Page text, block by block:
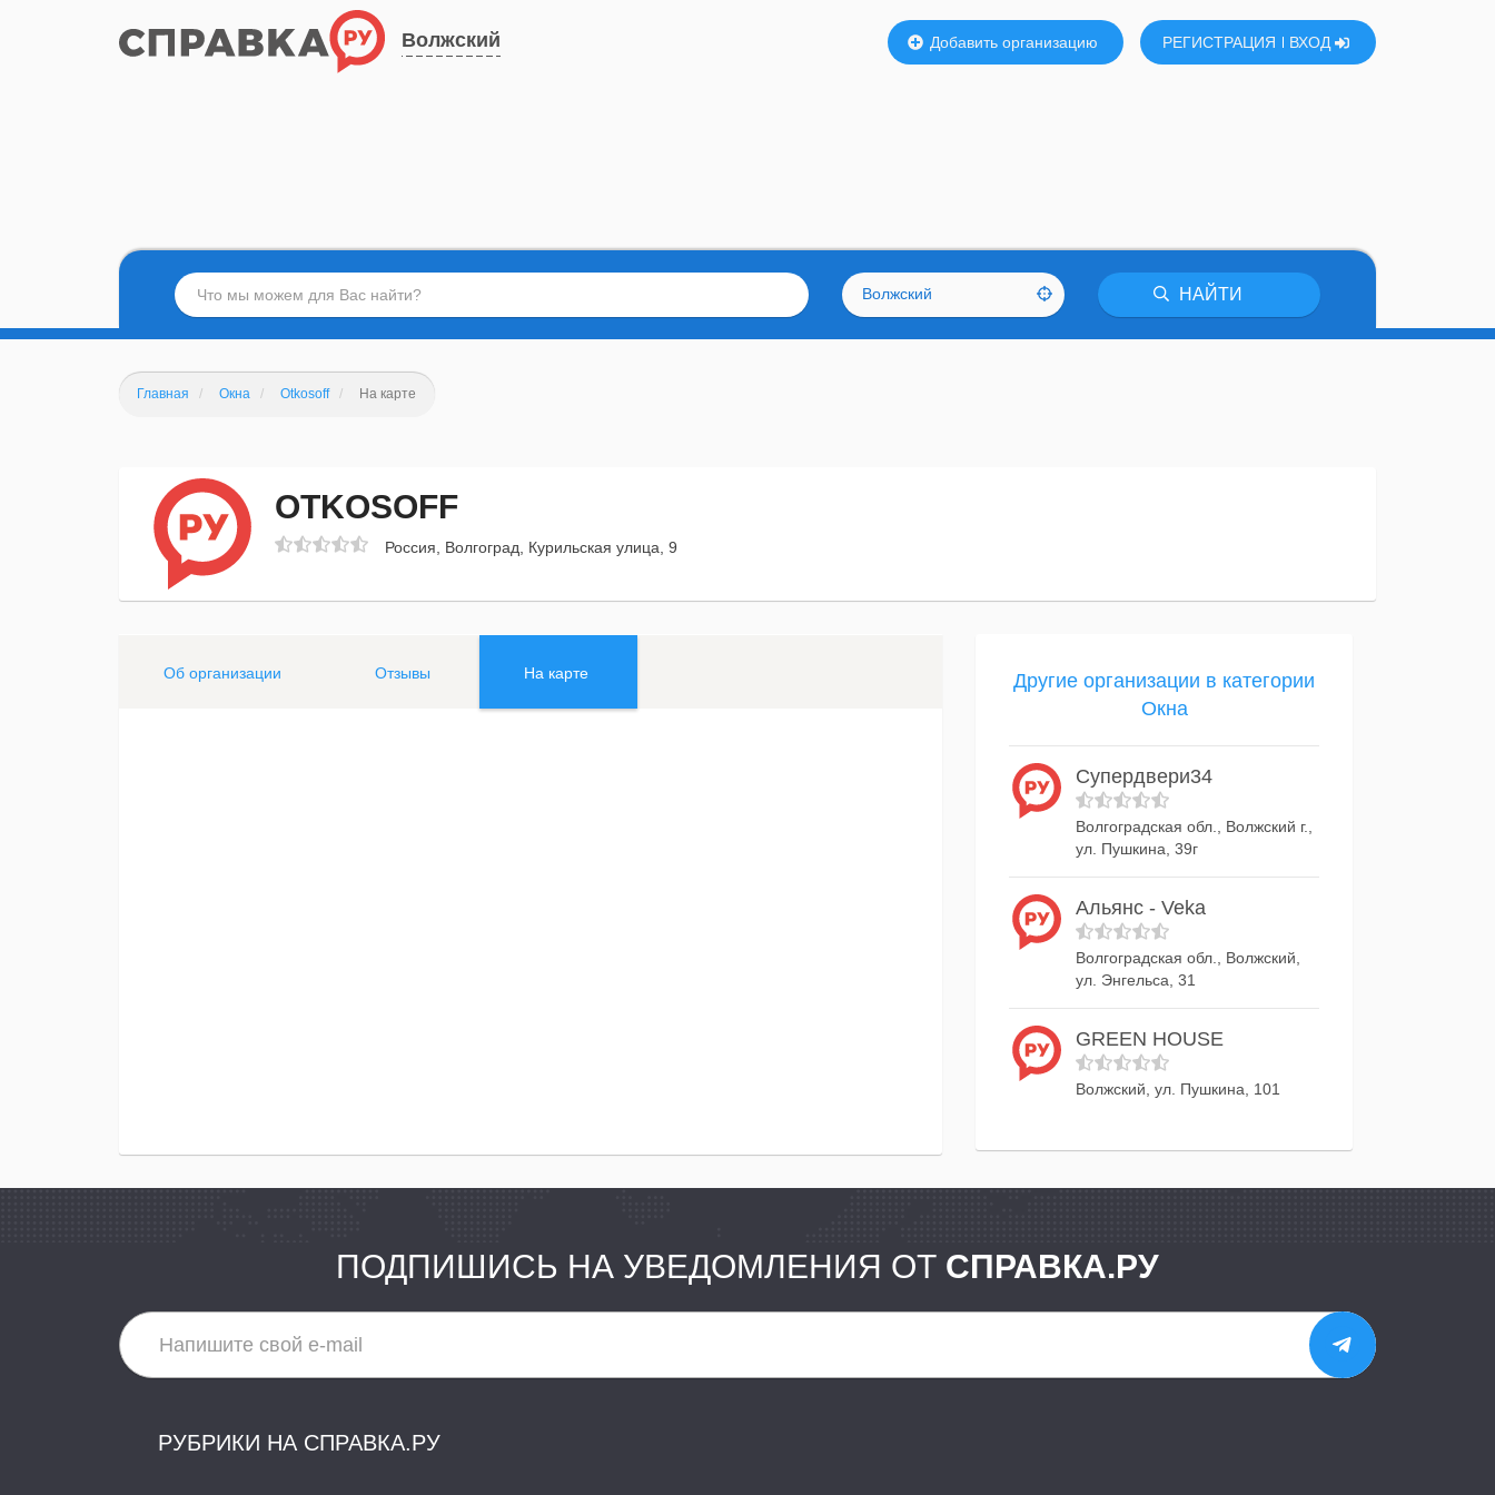
Волжский Добавить организацию РЕГИСТРАЦИЯ ВХОД
Волжский НАЙТИ
Главная Окна Otkosoff На карте
OTKOSOFF
Россия, Волгоград, Курильская улица, 9
Об организации Отзывы На карте
Другие организации в категории
Окна
Супердвери34
Волгоградская обл., Волжский г.,
ул. Пушкина, 39г
Альянс - Veka
Волгоградская обл., Волжский,
ул. Энгельса, 31
GREEN HOUSE
Волжский, ул. Пушкина, 101
ПОДПИШИСЬ НА УВЕДОМЛЕНИЯ ОТ СПРАВКА.РУ
РУБРИКИ НА СПРАВКА.РУ